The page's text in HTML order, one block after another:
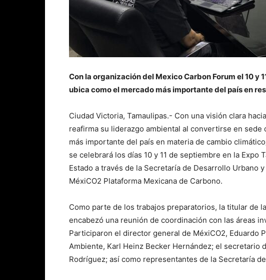
Con la organización del Mexico Carbon Forum el 10 y
ubica como el mercado más importante del país en
Ciudad Victoria, Tamaulipas.- Con una visión clara
reafirma su liderazgo ambiental al convertirse en
más importante del país en materia de cambio
se celebrará los días 10 y 11 de septiembre en la Expo
Estado a través de la Secretaría de Desarrollo Urbano
MéxiCO2 Plataforma Mexicana de Carbono.
Como parte de los trabajos preparatorios, la titular de
encabezó una reunión de coordinación con las áreas
Participaron el director general de MéxiCO2, Eduardo
Ambiente, Karl Heinz Becker Hernández; el secretario
Rodríguez; así como representantes de la Secretaría